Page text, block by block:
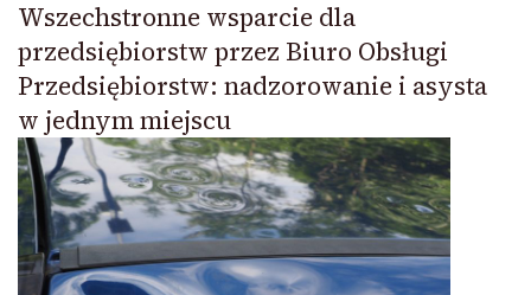
Wszechstronne wsparcie dla
przedsiębiorstw przez Biuro Obsługi
Przedsiębiorstw: nadzorowanie i asysta
w jednym miejscu